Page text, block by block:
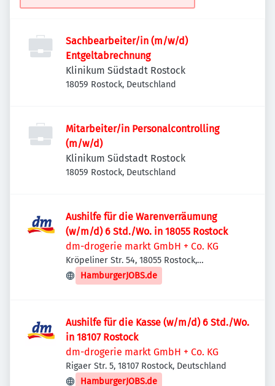
Sachbearbeiter/in (m/w/d)
Entgeltabrechnung
Klinikum Südstadt Rostock
18059 Rostock, Deutschland
Mitarbeiter/in Personalcontrolling
(m/w/d)
Klinikum Südstadt Rostock
18059 Rostock, Deutschland
Aushilfe für die Warenverräumung
(w/m/d) 6 Std./Wo. in 18055 Rostock
dm-drogerie markt GmbH + Co. KG
Kröpeliner Str. 54, 18055 Rostock,
Deutschland
HamburgerJOBS.de
Aushilfe für die Kasse (w/m/d) 6 Std./Wo.
in 18107 Rostock
dm-drogerie markt GmbH + Co. KG
Rigaer Str. 5, 18107 Rostock, Deutschland
HamburgerJOBS.de